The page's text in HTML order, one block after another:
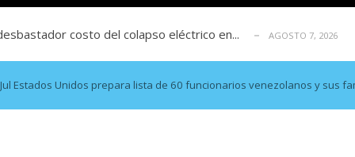
costo del colapso eléctrico en...
Por Dayana Cristina Duzoglou L. AGOSTO 6, 2026
apagones y promesas incumplidas... AGOSTO 6, 2026
de derechos humanos en el Minister... AGOSTO 6, 2026
un mercado impulsado por el auge de... AGOSTO 6, 2026
costo del colapso eléctrico en...
Estados Unidos prepara lista de 60 funcionarios venezolanos y sus